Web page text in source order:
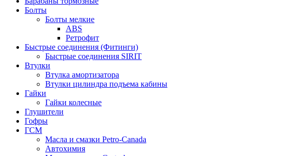
Болты
Болты мелкие
ABS
Ретрофит
Быстрые соединения (Фитинги)
Быстрые соединения SIRIT
Втулки
Втулка амортизатора
Втулки цилиндра подъема кабины
Гайки
Гайки колесные
Глушители
Гофры
ГСМ
Масла и смазки Petro-Canada
Автохимия